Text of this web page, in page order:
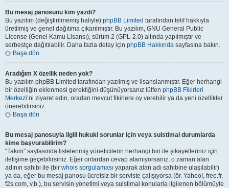
Bu mesaj panosunu kim yazdı?
Bu yazılım (değiştirilmemiş haliyle) phpBB Limited tarafından telif hakkıyla
üretilmiş ve genel dağıtıma çıkarılmıştır. Bu yazılım, GNU General Public
License (Genel Kamu Lisansı), sürüm 2 (GPL-2.0) altında yapılmıştır ve
serbestçe dağıtılabilir. Daha fazla detay için phpBB Hakkında sayfasına bakın.
Başa dön
Aradığım X özellik neden yok?
Bu yazılım phpBB Limited tarafından yazılmış ve lisanslanmıştır. Eğer herhangi
bir özelliğin eklenmesi gerektiğini düşünüyorsanız lütfen phpBB Fikirleri
Merkezi’ni ziyaret edin, oradan mevcut fikirlere oy verebilir ya da yeni özellikler
önerebilirsiniz.
Başa dön
Bu mesaj panosuyla ilgili hukuki sorunlar için veya suistimal durumlarda
kime başvurabilirim?
“Takım” sayfasında listelenmiş yöneticilerin herhangi biri ile şikayetleriniz için
iletişime geçebilirsiniz. Eğer onlardan cevap alamıyorsanız, o zaman alan
adının sahibi ile (bir whois sorgulaması yaparak alan adı sahibine ulaşılabilir)
ya da, eğer bu mesaj panosu ücretsiz bir serviste çalışıyorsa (ör. Yahoo!, free.fr,
f2s.com, v.b.), bu servisin yönetimi veya suistimal konularla ilgilenen bölümüyle